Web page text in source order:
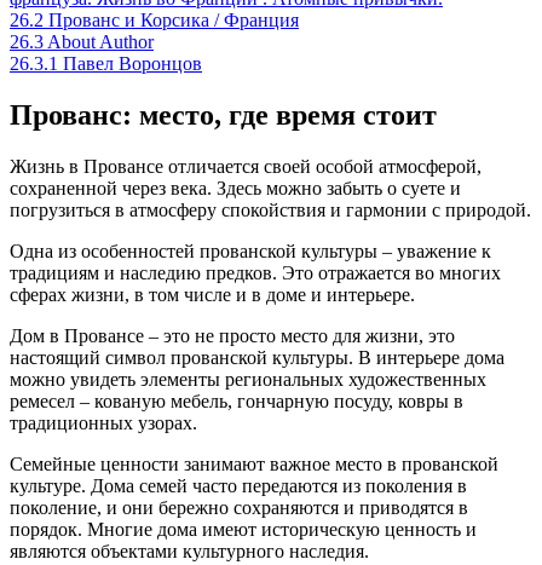
26.2 Прованс и Корсика / Франция
26.3 About Author
26.3.1 Павел Воронцов
Прованс: место, где время стоит
Жизнь в Провансе отличается своей особой атмосферой,
сохраненной через века. Здесь можно забыть о суете и
погрузиться в атмосферу спокойствия и гармонии с природой.
Одна из особенностей прованской культуры – уважение к
традициям и наследию предков. Это отражается во многих
сферах жизни, в том числе и в доме и интерьере.
Дом в Провансе – это не просто место для жизни, это
настоящий символ прованской культуры. В интерьере дома
можно увидеть элементы региональных художественных
ремесел – кованую мебель, гончарную посуду, ковры в
традиционных узорах.
Семейные ценности занимают важное место в прованской
культуре. Дома семей часто передаются из поколения в
поколение, и они бережно сохраняются и приводятся в
порядок. Многие дома имеют историческую ценность и
являются объектами культурного наследия.